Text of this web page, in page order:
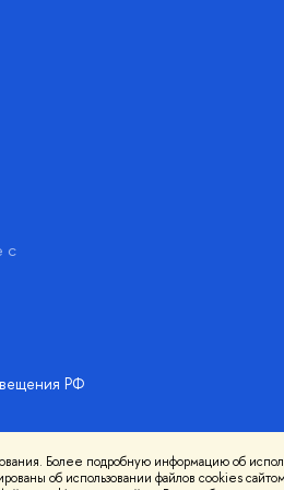
Более подробную информацию об
об использовании файлов cookies
с
РФ
Карта сайта